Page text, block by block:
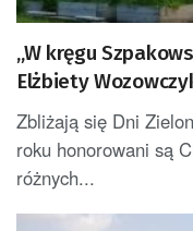
„W kręgu
Elżbiety
Zbliżają się Dni
roku honorowani są
różnych...